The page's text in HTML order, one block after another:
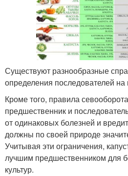
Существуют разнообразные
определения последователей на
Кроме того, правила
предшественник и
от одинаковых болезней и
должны по своей природе
Учитывая эти ограничения,
лучшим предшественником для
культур.